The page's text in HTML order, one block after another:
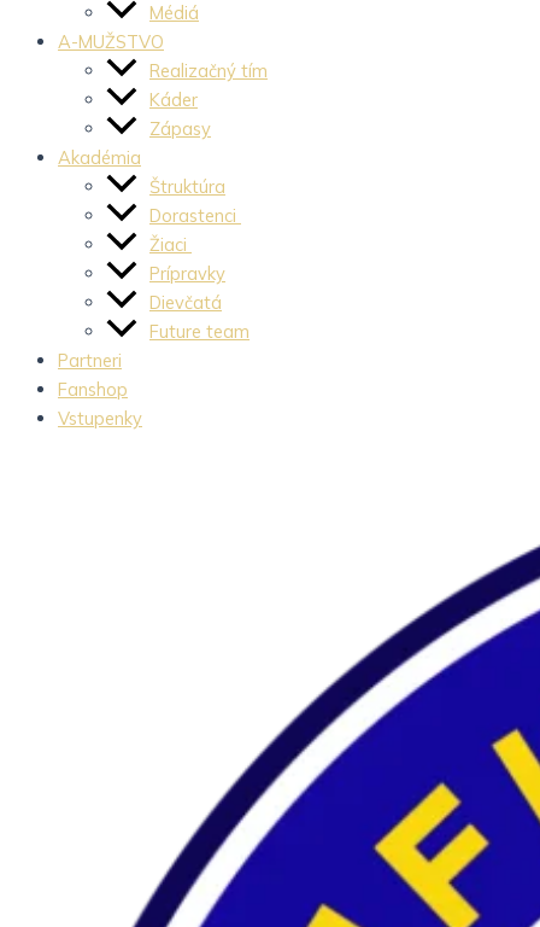
Médiá
A-MUŽSTVO
Realizačný tím
Káder
Zápasy
Akadémia
Štruktúra
Dorastenci
Žiaci
Prípravky
Dievčatá
Future team
Partneri
Fanshop
Vstupenky